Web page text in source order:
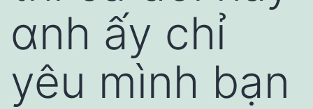
αnh ấy chỉ
yêu mình bạn